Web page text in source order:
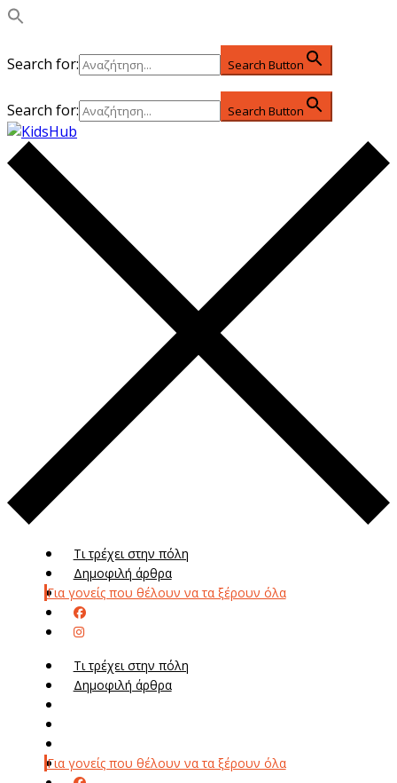
Search for: Search Button
Search for: Search Button
Τι τρέχει στην πόλη
Δημοφιλή άρθρα
Για γονείς που θέλουν να τα ξέρουν όλα
Τι τρέχει στην πόλη
Δημοφιλή άρθρα
Για γονείς που θέλουν να τα ξέρουν όλα